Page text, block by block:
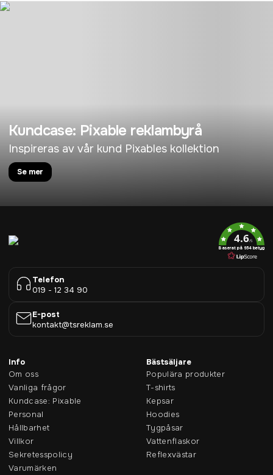
Kundcase: Pixable reklambyrå
Inspireras av vår kund Pixables kollektion
Se mer
4.6/5
Baserat på 954 betyg
Telefon
019 - 12 34 90
E-post
kontakt@tsreklam.se
Info
Om oss
Vanliga frågor
Kundcase: Pixable
Personal
Hållbarhet
Villkor
Sekretesspolicy
Varumärken
Bästsäljare
Populära produkter
T-shirts
Kepsar
Hoodies
Tygpåsar
Vattenflaskor
Reflexvästar